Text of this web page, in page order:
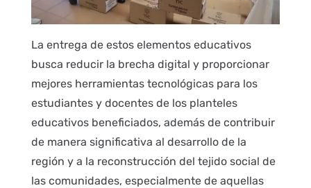
La entrega de estos elementos educativos
busca reducir la brecha digital y proporcionar
mejores herramientas tecnológicas para los
estudiantes y docentes de los planteles
educativos beneficiados, además de contribuir
de manera significativa al desarrollo de la
región y a la reconstrucción del tejido social de
las comunidades, especialmente de aquellas